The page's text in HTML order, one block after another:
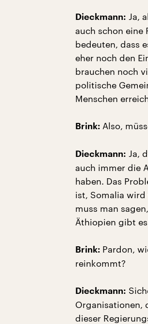
Dieckmann: Ja,
auch schon eine
bedeuten, dass
eher noch den
brauchen noch
politische
Menschen
Brink: Also,
Dieckmann: Ja,
auch immer die
haben. Das
ist, Somalia
muss man
Äthiopien gibt
Brink: Pardon,
reinkommt?
Dieckmann:
Organisationen,
dieser